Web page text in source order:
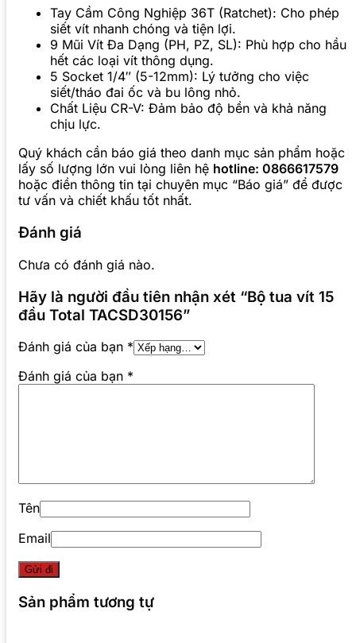
Tay Cầm Công Nghiệp 36T (Ratchet): Cho phép
siết vít nhanh chóng và tiện lợi.
9 Mũi Vít Đa Dạng (PH, PZ, SL): Phù hợp cho hầu
hết các loại vít thông dụng.
5 Socket 1/4″ (5-12mm): Lý tưởng cho việc
siết/tháo đai ốc và bu lông nhỏ.
Chất Liệu CR-V: Đảm bảo độ bền và khả năng
chịu lực.
Quý khách cần báo giá theo danh mục sản phẩm hoặc
lấy số lượng lớn vui lòng liên hệ hotline: 0866617579
hoặc điền thông tin tại chuyên mục “Báo giá” để được
tư vấn và chiết khấu tốt nhất.
Đánh giá
Chưa có đánh giá nào.
Hãy là người đầu tiên nhận xét “Bộ tua vít 15
đầu Total TACSD30156”
Đánh giá của bạn *
Đánh giá của bạn *
Tên
Email
Sản phẩm tương tự